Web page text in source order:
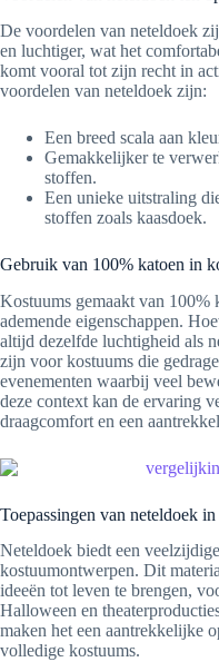
De voordelen van neteldoek
en luchtiger, wat het
komt vooral tot zijn recht in
voordelen van neteldoek zijn:
Een breed scala aan
Gemakkelijker te
stoffen.
Een unieke uitstraling
stoffen zoals kaasdoek.
Gebruik van 100% katoen in
Kostuums gemaakt van 100%
ademende eigenschappen.
altijd dezelfde luchtigheid als
zijn voor kostuums die
evenementen waarbij veel
deze context kan de ervaring
draagcomfort en een
Toepassingen van neteldoek
Neteldoek biedt een
kostuumontwerpen. Dit
ideeën tot leven te brengen,
Halloween en
maken het een aantrekkelijke
volledige kostuums.